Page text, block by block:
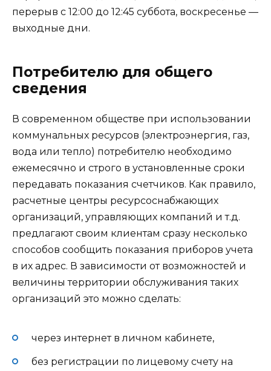
перерыв с 12:00 до 12:45 суббота, воскресенье —
выходные дни.
Потребителю для общего
сведения
В современном обществе при использовании
коммунальных ресурсов (электроэнергия, газ,
вода или тепло) потребителю необходимо
ежемесячно и строго в установленные сроки
передавать показания счетчиков. Как правило,
расчетные центры ресурсоснабжающих
организаций, управляющих компаний и т.д.
предлагают своим клиентам сразу несколько
способов сообщить показания приборов учета
в их адрес. В зависимости от возможностей и
величины территории обслуживания таких
организаций это можно сделать:
через интернет в личном кабинете,
без регистрации по лицевому счету на